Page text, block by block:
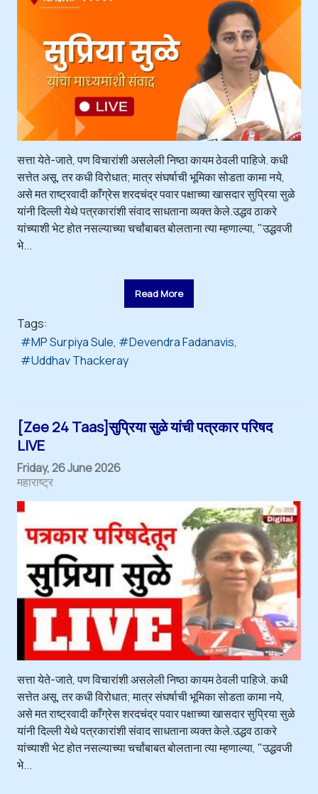
सत्ता येते-जाते, पण विचारांशी असलेली निष्ठा कायम ठेवली पाहिजे. कधी
सत्तेत असू, तर कधी विरोधात; मात्र संघर्षाची भूमिका सोडता कामा नये,
असे मत राष्ट्रवादी काँग्रेस शरदचंद्र पवार पक्षाच्या खासदार सुप्रिया सुळे
यांनी दिल्ली येथे पत्रकारांशी संवाद साधताना व्यक्त केले.उद्धव ठाकरे
यांच्याशी भेट होत नसल्याच्या चर्चांबाबत बोलताना त्या म्हणाल्या, "उद्धवजी
भे...
Read More
Tags:
MP Surpiya Sule
Devendra Fadanavis
Uddhav Thackeray
[Zee 24 Taas]सुप्रिया सुळे यांची पत्रकार परिषद
LIVE
Friday, 26 June 2026
महाराष्ट्र
सत्ता येते-जाते, पण विचारांशी असलेली निष्ठा कायम ठेवली पाहिजे. कधी
सत्तेत असू, तर कधी विरोधात; मात्र संघर्षाची भूमिका सोडता कामा नये,
असे मत राष्ट्रवादी काँग्रेस शरदचंद्र पवार पक्षाच्या खासदार सुप्रिया सुळे
यांनी दिल्ली येथे पत्रकारांशी संवाद साधताना व्यक्त केले.उद्धव ठाकरे
यांच्याशी भेट होत नसल्याच्या चर्चांबाबत बोलताना त्या म्हणाल्या, "उद्धवजी
भे...